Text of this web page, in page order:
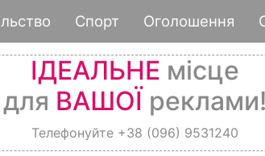
Спорт Оголошення
ІДЕАЛЬНЕ місце
для ВАШОЇ реклами!
Телефонуйте +38 (096) 9531240